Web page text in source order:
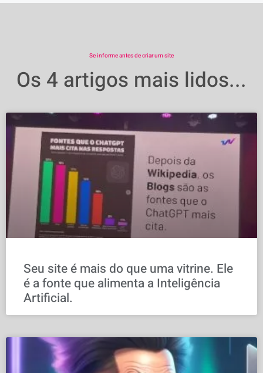
Se informe antes de criar um site
Os 4 artigos mais lidos...
Seu site é mais do que uma vitrine. Ele
é a fonte que alimenta a Inteligência
Artificial.